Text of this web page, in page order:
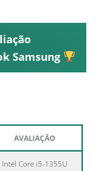
Samsung
AVALIAÇÃO
Intel Core i5-1355U